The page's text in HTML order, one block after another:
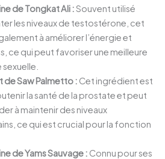
de Tongkat Ali :Souvent utilisé
les niveaux de testostérone, cet
à améliorer l’énergie et
ce qui peut favoriser une meilleure
de Saw Palmetto : Cet ingrédient est
la santé de la prostate et peut
à maintenir des niveaux
ce qui est crucial pour la fonction
de Yams Sauvage : Connu pour ses